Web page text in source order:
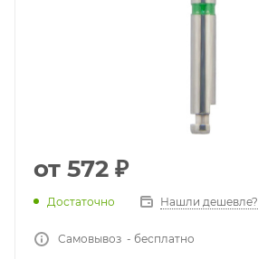
от 572 ₽
Достаточно Нашли дешевле?
Самовывоз - бесплатно